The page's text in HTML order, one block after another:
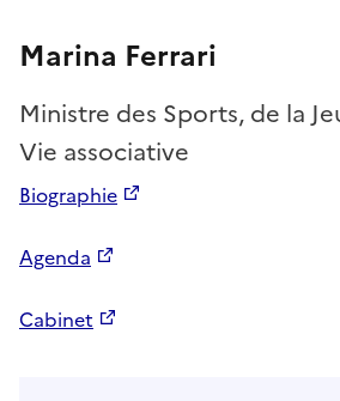
Marina Ferrari
Ministre des Sports, de la
Vie associative
Biographie
Agenda
Cabinet